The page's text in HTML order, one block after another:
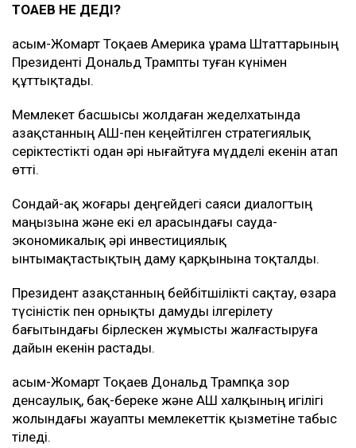
ТОҚАЕВ НЕ ДЕДІ?
Қасым-Жомарт Тоқаев Америка Құрама Штаттарының
Президенті Дональд Трампты туған күнімен
құттықтады.
Мемлекет басшысы жолдаған жеделхатында
Қазақстанның АҚШ-пен кеңейтілген стратегиялық
серіктестікті одан әрі нығайтуға мүдделі екенін атап
өтті.
Сондай-ақ жоғары деңгейдегі саяси диалогтың
маңызына және екі ел арасындағы сауда-
экономикалық әрі инвестициялық
ынтымақтастықтың даму қарқынына тоқталды.
Президент Қазақстанның бейбітшілікті сақтау, өзара
түсіністік пен орнықты дамуды ілгерілету
бағытындағы бірлескен жұмысты жалғастыруға
дайын екенін растады.
Қасым-Жомарт Тоқаев Дональд Трампқа зор
денсаулық, бақ-береке және АҚШ халқының игілігі
жолындағы жауапты мемлекеттік қызметіне табыс
тіледі.